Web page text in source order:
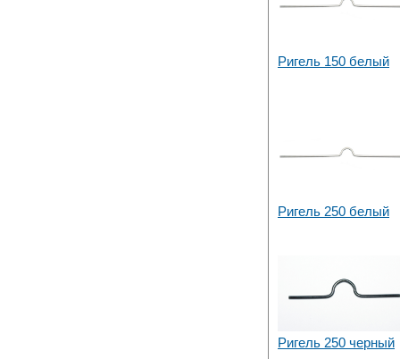
Ригель 150 белый
Ригель 250 белый
Ригель 250 черный